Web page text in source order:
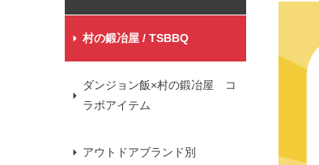
村の鍛冶屋 / TSBBQ
ダンジョン飯×村の鍛冶屋 コ
ラボアイテム
アウトドアブランド別